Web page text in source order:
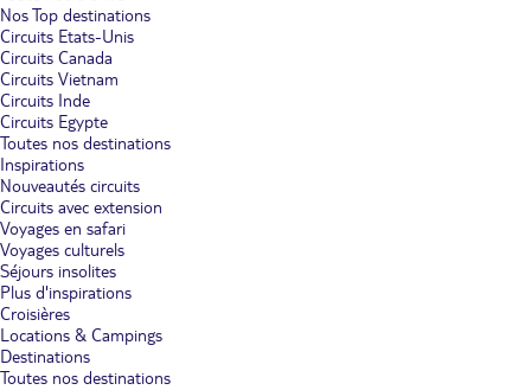
Nos Top destinations
Circuits Etats-Unis
Circuits Canada
Circuits Vietnam
Circuits Inde
Circuits Egypte
Toutes nos destinations
Inspirations
Nouveautés circuits
Circuits avec extension
Voyages en safari
Voyages culturels
Séjours insolites
Plus d'inspirations
Croisières
Locations & Campings
Destinations
Toutes nos destinations